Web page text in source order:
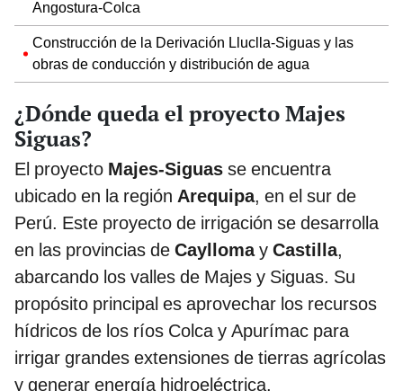
Angostura-Colca
Construcción de la Derivación Lluclla-Siguas y las
obras de conducción y distribución de agua
¿Dónde queda el proyecto Majes
Siguas?
El proyecto Majes-Siguas se encuentra
ubicado en la región Arequipa, en el sur de
Perú. Este proyecto de irrigación se desarrolla
en las provincias de Cayllomay Castilla,
abarcando los valles de Majes y Siguas. Su
propósito principal es aprovechar los recursos
hídricos de los ríos Colca y Apurímac para
irrigar grandes extensiones de tierras agrícolas
y generar energía hidroeléctrica.